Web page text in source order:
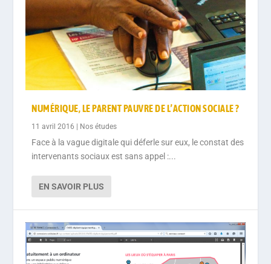
NUMÉRIQUE, LE PARENT PAUVRE DE L’ACTION SOCIALE ?
11 avril 2016 | Nos études
Face à la vague digitale qui déferle sur eux, le constat des
intervenants sociaux est sans appel :...
EN SAVOIR PLUS